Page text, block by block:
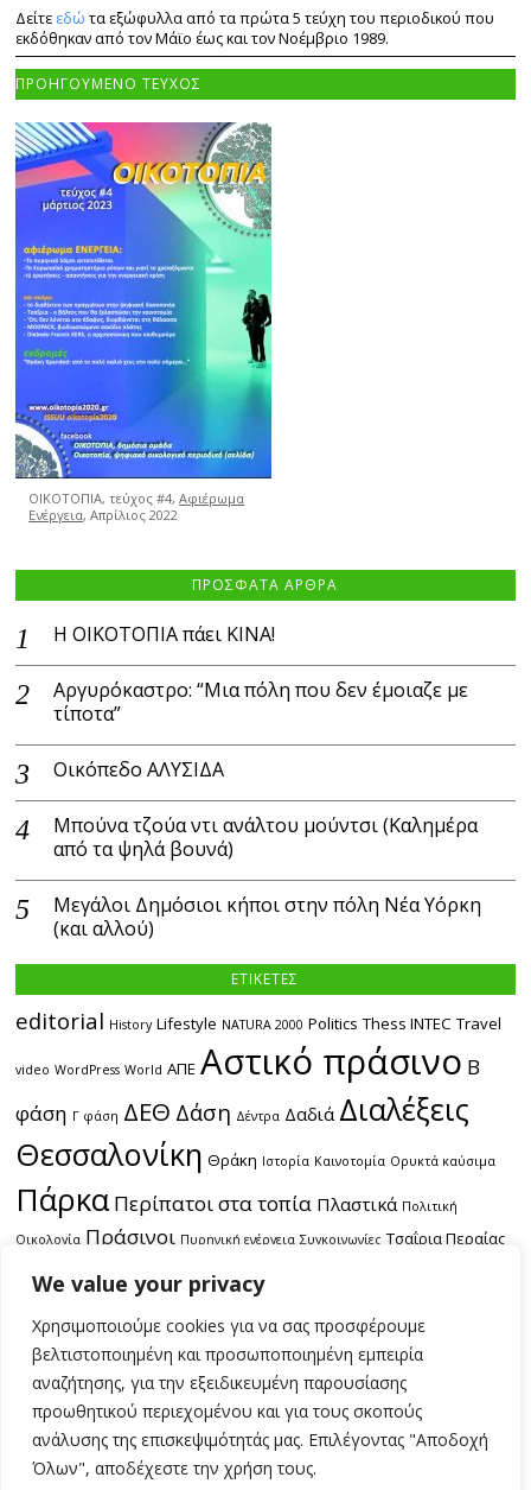
We value your privacy
Χρησιμοποιούμε cookies για να σας προσφέρουμε
βελτιστοποιημένη και προσωποποιημένη εμπειρία
αναζήτησης, για την εξειδικευμένη παρουσίασης
προωθητικού περιεχομένου και για τους σκοπούς
ανάλυσης της επισκεψιμότητάς μας. Επιλέγοντας "Αποδοχή
Όλων", αποδέχεστε την χρήση τους.
Δείτε εδώ τα εξώφυλλα από τα πρώτα 5 τεύχη του περιοδικού που
εκδόθηκαν από τον Μάϊο έως και τον Νοέμβριο 1989.
ΠΡΟΗΓΟΥΜΕΝΟ ΤΕΥΧΟΣ
ΟΙΚΟΤΟΠΙΑ, τεύχος #4,Αφιέρωμα
Ενέργεια, Απρίλιος 2022
ΠΡΟΣΦΑΤΑ ΑΡΘΡΑ
Η ΟΙΚΟΤΟΠΙΑ πάει ΚΙΝΑ!
Αργυρόκαστρο: “Μια πόλη που δεν έμοιαζε με
τίποτα”
Οικόπεδο ΑΛΥΣΙΔΑ
Μπούνα τζούα ντι ανάλτου μούντσι (Καλημέρα
από τα ψηλά βουνά)
Μεγάλοι Δημόσιοι κήποι στην πόλη Νέα Υόρκη
(και αλλού)
ΕΤΙΚΕΤΕΣ
editorial History Lifestyle NATURA 2000 Politics Thess INTEC Travel
video WordPress World ΑΠΕ Αστικό πράσινο Β
φάση Γ φάση ΔΕΘ Δάση Δέντρα Δαδιά Διαλέξεις
Θεσσαλονίκη Θράκη Ιστορία Καινοτομία Ορυκτά καύσιμα
Πάρκα Περίπατοι στα τοπία Πλαστικά Πολιτική
Οικολογία Πράσινοι Πυρηνική ενέργεια Συγκοινωνίες Τσαΐρια Περαίας
περιοδικό
τεύχος #3 τεύχος #4 υγρότοποι